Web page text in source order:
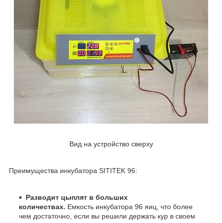
Вид на устройство сверху
Преимущества инкубатора SITITEK 96:
Разводит цыплят в больших
количествах. Емкость инкубатора 96 яиц, что более
чем достаточно, если вы решили держать кур в своем